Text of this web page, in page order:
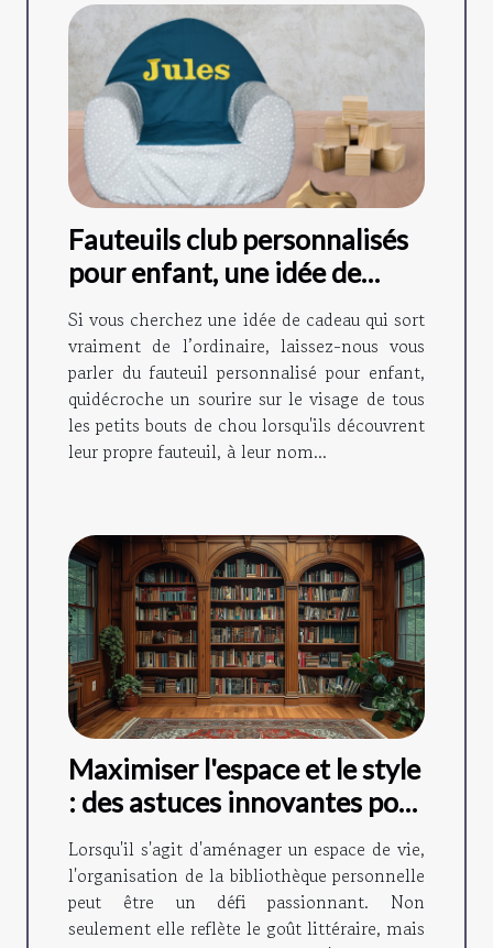
Fauteuils club personnalisés
pour enfant, une idée de
cadeau originale !
Si vous cherchez une idée de cadeau qui sort
vraiment de l’ordinaire, laissez-nous vous
parler du fauteuil personnalisé pour enfant,
quidécroche un sourire sur le visage de tous
les petits bouts de chou lorsqu'ils découvrent
leur propre fauteuil, à leur nom...
Maximiser l'espace et le style
: des astuces innovantes pour
organiser sa bibliothèque
personnelle
Lorsqu'il s'agit d'aménager un espace de vie,
l'organisation de la bibliothèque personnelle
peut être un défi passionnant. Non
seulement elle reflète le goût littéraire, mais